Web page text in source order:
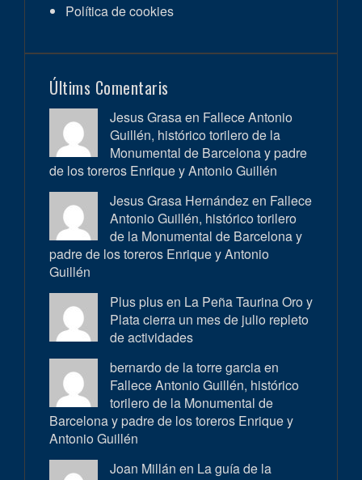
Política de cookies
Últims Comentaris
Jesus Grasa en Fallece Antonio
Guillén, histórico torilero de la
Monumental de Barcelona y padre
de los toreros Enrique y Antonio Guillén
Jesus Grasa Hernández en Fallece
Antonio Guillén, histórico torilero
de la Monumental de Barcelona y
padre de los toreros Enrique y Antonio
Guillén
Plus plus en La Peña Taurina Oro y
Plata cierra un mes de julio repleto
de actividades
bernardo de la torre garcia en
Fallece Antonio Guillén, histórico
torilero de la Monumental de
Barcelona y padre de los toreros Enrique y
Antonio Guillén
Joan Millán en La guía de la